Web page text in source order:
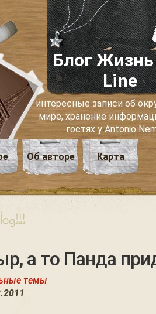
Блог Жизнь
Line
интересные записи об
мире, хранение
гостях у Antonio
Об авторе Карта
а то Панда
темы